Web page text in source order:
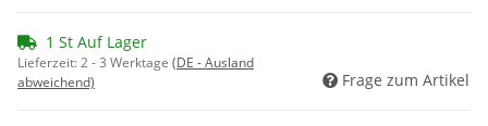
1 St Auf Lager
Lieferzeit:2 - 3 Werktage (DE - Ausland
abweichend)
Frage zum Artikel